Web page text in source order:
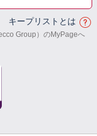
キープリストとは
Group）のMyPageへ